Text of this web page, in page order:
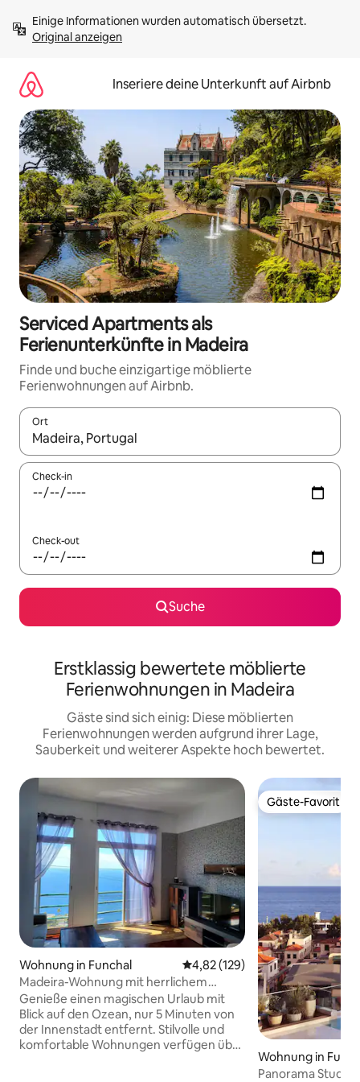
Inhalten
springenOriginal anzeigen
Inseriere deine Unterkunft auf Airbnb
Serviced Apartments als
Ferienunterkünfte in Madeira
Finde und buche einzigartige möblierte
Ferienwohnungen auf Airbnb.
Ort
Wenn Ergebnisse verfügbar sind, navigiere mit den
Check-in
Check-out
Suche
Erstklassig bewertete möblierte
Ferienwohnungen in Madeira
Gäste sind sich einig: Diese möblierten
Ferienwohnungen werden aufgrund ihrer Lage,
Sauberkeit und weiterer Aspekte hoch bewertet.
Wohnung in Funchal Durchschnittliche Bewertung:
4,82 (129)
Madeira-Wohnung mit herrlichem
Meerblick, Funchal.
Genieße einen magischen Urlaub mit
Blick auf den Ozean, nur 5 Minuten von
der Innenstadt entfernt. Stilvolle und
komfortable Wohnungen verfügen über
Gäste-Favorit
Gäste-Favorit
Wohnung in
Panorama Studio